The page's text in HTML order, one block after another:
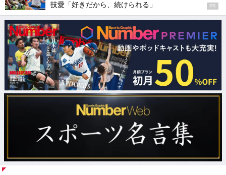
技愛「好きだから、続けられる」
PR